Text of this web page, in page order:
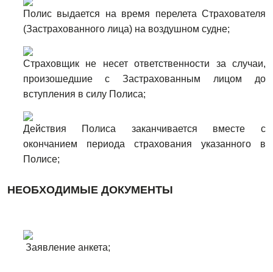
Полис выдается на время перелета Страхователя
(Застрахованного лица) на воздушном судне;
Страховщик не несет ответственности за случаи,
произошедшие с Застрахованным лицом до
вступления в силу Полиса;
Действия Полиса заканчивается вместе с
окончанием периода страхования указанного в
Полисе;
НЕОБХОДИМЫЕ ДОКУМЕНТЫ
Заявление анкета;